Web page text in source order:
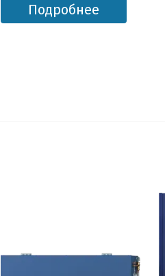
Подробнее